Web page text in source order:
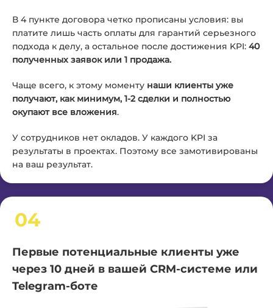
В 4 пункте договора четко прописаны условия: вы
платите лишь часть оплаты для гарантий серьезного
подхода к делу, а остальное после достижения KPI: 40
полученных заявок или 1 продажа.
Чаще всего, к этому моменту наши клиенты уже
получают, как минимум, 1-2 сделки и полностью
окупают все вложения.
У сотрудников нет окладов. У каждого KPI за
результаты в проектах. Поэтому все замотивированы
на ваш результат.
04
Первые потенциальные клиенты уже
через 10 дней в вашей CRM-системе или
Telegram-боте